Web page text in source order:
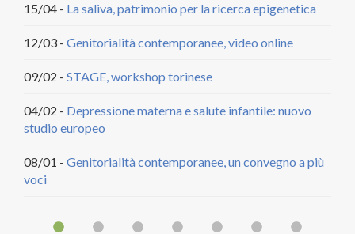
15/04 - La saliva, patrimonio per la ricerca epigenetica
12/03 - Genitorialità contemporanee, video online
09/02 - STAGE, workshop torinese
04/02 - Depressione materna e salute infantile: nuovo
studio europeo
08/01 - Genitorialità contemporanee, un convegno a più
voci